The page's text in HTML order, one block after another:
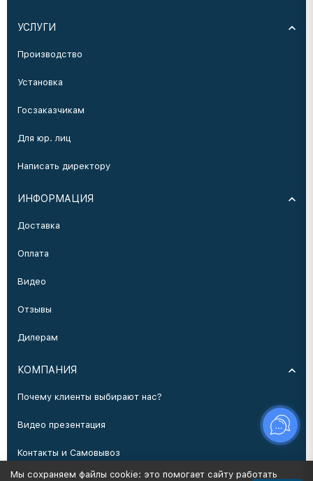
УСЛУГИ
Производство
Установка
Госзаказчикам
Для юр. лиц
Написать директору
ИНФОРМАЦИЯ
Доставка
Оплата
Видео
Отзывы
Дилерам
КОМПАНИЯ
Почему клиенты выбирают нас?
Видео презентация
Контакты и Самовывоз
Мы сохраняем файлы cookie: это помогает сайту работать